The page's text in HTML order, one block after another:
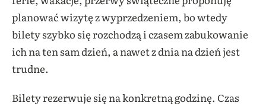
planować wizytę z wyprzedzeniem, bo wtedy
bilety szybko się rozchodzą i czasem zabukowanie
ich na ten sam dzień, a nawet z dnia na dzień jest
trudne.
Bilety rezerwuje się na konkretną godzinę. Czas